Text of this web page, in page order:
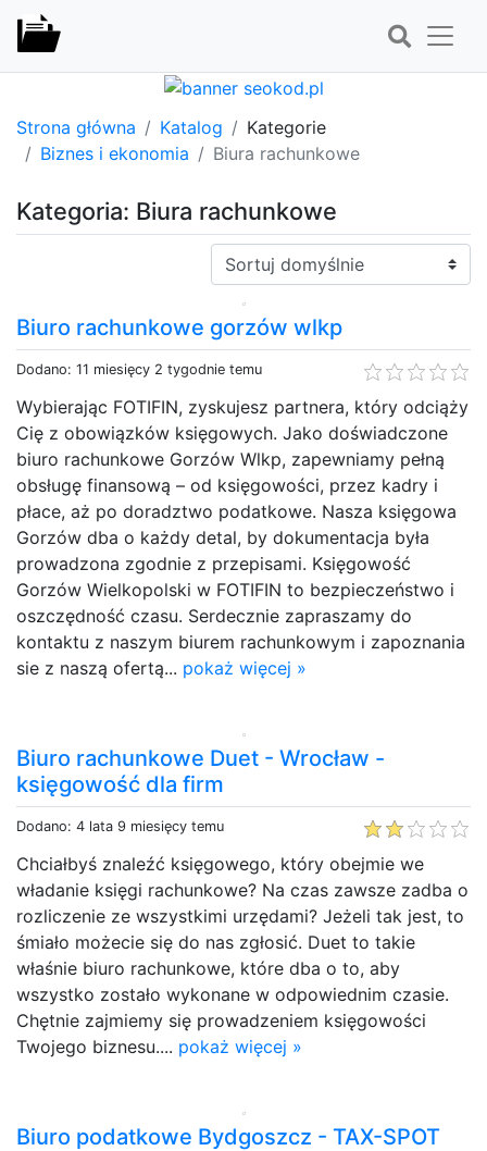
Strona główna Katalog
Kategorie
Biznes i ekonomia
Biura rachunkowe
Kategoria: Biura rachunkowe
Sortuj:
Biuro rachunkowe gorzów wlkp
Dodano: 11 miesięcy 2 tygodnie temu
Wybierając FOTIFIN, zyskujesz partnera, który odciąży
Cię z obowiązków księgowych. Jako doświadczone
biuro rachunkowe Gorzów Wlkp, zapewniamy pełną
obsługę finansową – od księgowości, przez kadry i
płace, aż po doradztwo podatkowe. Nasza księgowa
Gorzów dba o każdy detal, by dokumentacja była
prowadzona zgodnie z przepisami. Księgowość
Gorzów Wielkopolski w FOTIFIN to bezpieczeństwo i
oszczędność czasu. Serdecznie zapraszamy do
kontaktu z naszym biurem rachunkowym i zapoznania
sie z naszą ofertą... pokaż więcej »
Biuro rachunkowe Duet - Wrocław -
księgowość dla firm
Dodano: 4 lata 9 miesięcy temu
Chciałbyś znaleźć księgowego, który obejmie we
władanie księgi rachunkowe? Na czas zawsze zadba o
rozliczenie ze wszystkimi urzędami? Jeżeli tak jest, to
śmiało możecie się do nas zgłosić. Duet to takie
właśnie biuro rachunkowe, które dba o to, aby
wszystko zostało wykonane w odpowiednim czasie.
Chętnie zajmiemy się prowadzeniem księgowości
Twojego biznesu.... pokaż więcej »
Biuro podatkowe Bydgoszcz - TAX-SPOT